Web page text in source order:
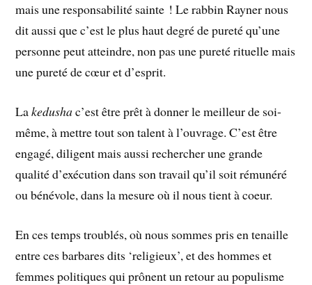
mais une responsabilité sainte ! Le rabbin Rayner nous
dit aussi que c’est le plus haut degré de pureté qu’une
personne peut atteindre, non pas une pureté rituelle mais
une pureté de cœur et d’esprit.
Lakedushac’est être prêt à donner le meilleur de soi-
même, à mettre tout son talent à l’ouvrage. C’est être
engagé, diligent mais aussi rechercher une grande
qualité d’exécution dans son travail qu’il soit rémunéré
ou bénévole, dans la mesure où il nous tient à coeur.
En ces temps troublés, où nous sommes pris en tenaille
entre ces barbares dits ‘religieux’, et des hommes et
femmes politiques qui prônent un retour au populisme